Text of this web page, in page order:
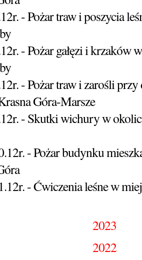
- Pożar traw i poszycia
- Pożar gałęzi i krzaków
- Pożar traw i zarośli
Góra-Marsze
- Skutki wichury w
- Pożar budynku
- Ćwiczenia leśne w
2023
2022